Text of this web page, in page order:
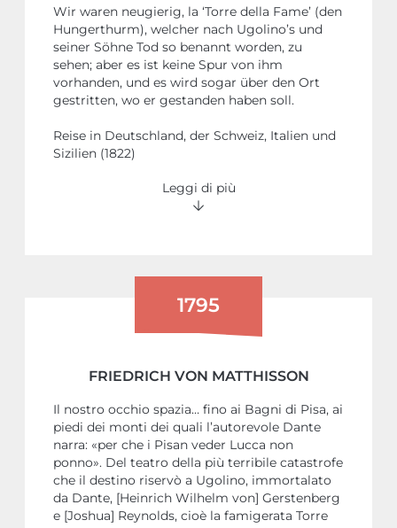
Wir waren neugierig, la ‘Torre della Fame’ (den
Hungerthurm), welcher nach Ugolino’s und
seiner Söhne Tod so benannt worden, zu
sehen; aber es ist keine Spur von ihm
vorhanden, und es wird sogar über den Ort
gestritten, wo er gestanden haben soll.
Reise in Deutschland, der Schweiz, Italien und
Sizilien (1822)
Leggi di più
1795
FRIEDRICH VON MATTHISSON
Il nostro occhio spazia… fino ai Bagni di Pisa, ai
piedi dei monti dei quali l’autorevole Dante
narra: «per che i Pisan veder Lucca non
ponno». Del teatro della più terribile catastrofe
che il destino riservò a Ugolino, immortalato
da Dante, [Heinrich Wilhelm von] Gerstenberg
e [Joshua] Reynolds, cioè la famigerata Torre